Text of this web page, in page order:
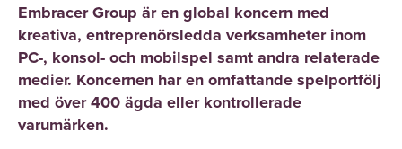
Embracer Group är en global koncern med
kreativa, entreprenörsledda verksamheter inom
PC-, konsol- och mobilspel samt andra relaterade
medier. Koncernen har en omfattande spelportfölj
med över 400 ägda eller kontrollerade
varumärken.